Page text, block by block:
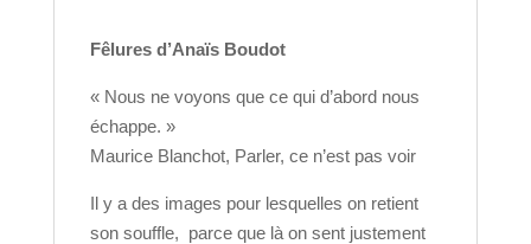
Fêlures d’Anaïs Boudot
« Nous ne voyons que ce qui d’abord nous
échappe. »
Maurice Blanchot, Parler, ce n’est pas voir
Il y a des images pour lesquelles on retient
son souffle, parce que là on sent justement